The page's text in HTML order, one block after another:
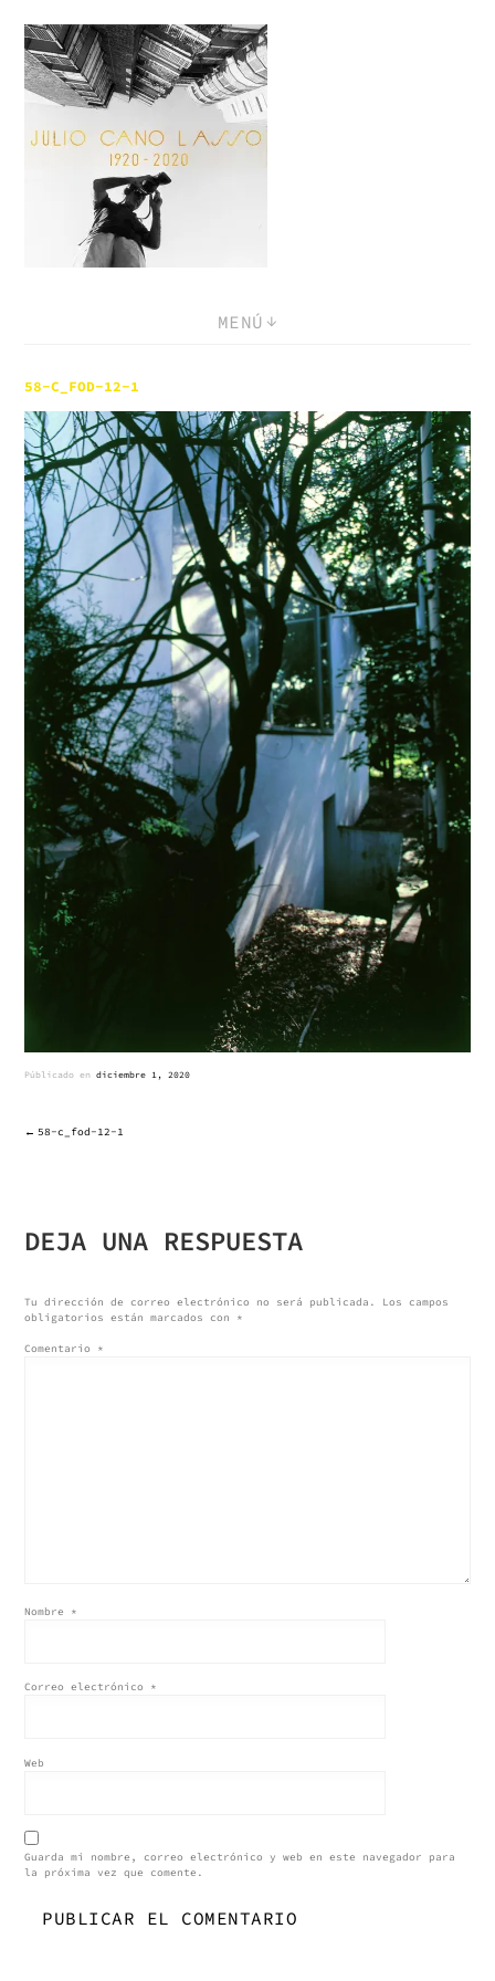
Saltar
al
contenido
MENÚ
58-C_FOD-12-1
Públicado endiciembre 1, 2020
NAVEGACIÓN
ENTRADAS
58-c_fod-12-1
DEJA UNA RESPUESTA
Tu dirección de correo electrónico no será publicada.
Los campos
obligatorios están marcados con *
Comentario *
Nombre *
Correo electrónico *
Web
Guarda mi nombre, correo electrónico y web en este navegador para
la próxima vez que comente.